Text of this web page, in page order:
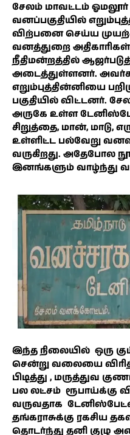
சேலம் மாவட்டம்
வனப்பகுதியில்
விற்பனை செய்ய
வனத்துறை
நீதிமன்றத்தில்
அடைத்துள்ளனர்.
எறும்புத்தின்னியை
பகுதியில் விட்டனர்.
அருகே உள்ள
சிறுத்தை, மான், மாடு,
உள்ளிட்ட பல்வேறு
வருகிறது. அதேபோல
இனங்களும் வாழ்ந்து
இந்த நிலையில் ஒரு
சென்று வலையை
பிடித்து , மருத்துவ
பல லட்சம் ரூபாய்க்கு
வருவதாக
தங்கராசுக்கு ரகசிய
தொடர்ந்து தனி குழு